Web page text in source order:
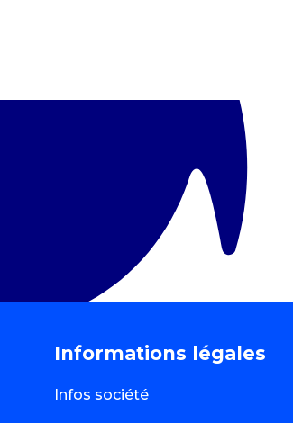
Informations légales
Infos société